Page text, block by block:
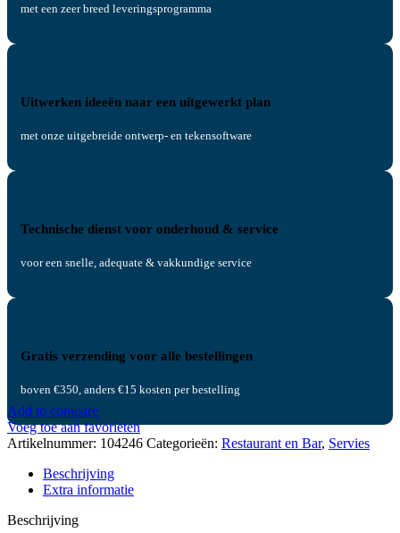
met een zeer breed leveringsprogramma
Uitwerken ideeën naar een uitgewerkt plan
met onze uitgebreide ontwerp- en tekensoftware
Technische dienst voor onderhoud & service
voor een snelle, adequate & vakkundige service
Gratis verzending voor alle bestellingen
boven €350, anders €15 kosten per bestelling
Add to compare
Voeg toe aan favorieten
Artikelnummer: 104246 Categorieën: Restaurant en Bar, Servies
Beschrijving
Extra informatie
Beschrijving